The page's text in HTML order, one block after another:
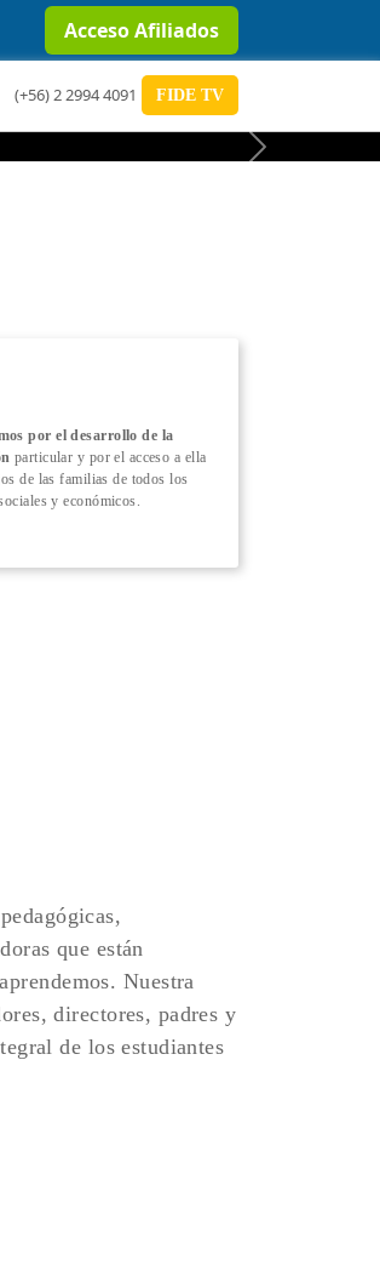
Acceso Afiliados
(+56) 2 2994 4091 FIDE TV
Next
por el desarrollo de la
particular y por el acceso a ella
de las familias de todos los
y económicos.
que están
Nuestra
directores, padres y
de los estudiantes